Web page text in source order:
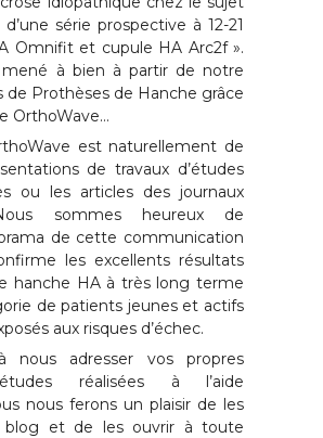
série prospective à 12-21
Omnifit et cupule HA Arc2f ».
à bien à partir de notre
de Prothèses de Hanche grâce
OrthoWave…
est naturellement de
de travaux d’études
ou les articles des journaux
sommes heureux de
de cette communication
les excellents résultats
hanche HA à très long terme
de patients jeunes et actifs
aux risques d’échec.
nous adresser vos propres
réalisées à l’aide
nous ferons un plaisir de les
blog et de les ouvrir à toute